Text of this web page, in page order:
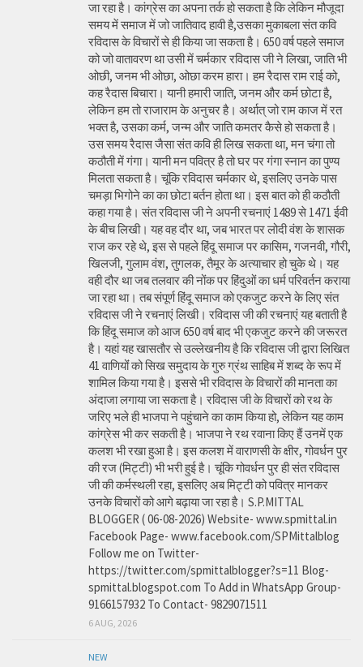
जा रहा है। कांग्रेस का अपना तर्क हो सकता है कि लेकिन मौजूदा
समय में समाज में जो जातिवाद हावी है,उसका मुकाबला संत कवि
रविदास के विचारों से ही किया जा सकता है। 650 वर्ष पहले समाज
को जो वातावरण था उसी में चर्मकार रविदास जी ने लिखा, जाति भी
ओछी, जनम भी ओछा, ओछा करम हारा। हम रैदास राम राई को,
कह रैदास बिचारा। यानी हमारी जाति, जनम और कर्म छोटा है,
लेकिन हम तो राजाराम के अनुचर है। अर्थात् जो राम काज में रत
भक्त है, उसका कर्म, जन्म और जाति कमतर कैसे हो सकता है।
उस समय रैदास जैसा संत कवि ही लिख सकता था, मन चंगा तो
कठौती में गंगा। यानी मन पवित्र है तो घर पर गंगा स्नान का पुण्य
मिलता सकता है। चूंकि रविदास चर्मकार थे, इसलिए उनके पास
चमड़ा भिगोने का का छोटा बर्तन होता था। इस बात को ही कठौती
कहा गया है। संत रविदास जी ने अपनी रचनाएं 1489 से 1471 ईवी
के बीच लिखी। यह वह दौर था, जब भारत पर लोदी वंश के शासक
राज कर रहे थे, इस से पहले हिंदू समाज पर कासिम, गजनवी, गौरी,
खिलजी, गुलाम वंश, तुगलक, तैमूर के अत्याचार हो चुके थे। यह
वही दौर था जब तलवार की नोंक पर हिंदुओं का धर्म परिवर्तन कराया
जा रहा था। तब संपूर्ण हिंदू समाज को एकजुट करने के लिए संत
रविदास जी ने रचनाएं लिखी। रविदास जी की रचनाएं यह बताती है
कि हिंदू समाज को आज 650 वर्ष बाद भी एकजुट करने की जरूरत
है। यहां यह खासतौर से उल्लेखनीय है कि रविदास जी द्वारा लिखित
41 वाणियोंं को सिख समुदाय के गुरु ग्रंथ साहिब में शब्द के रूप में
शामिल किया गया है। इससे भी रविदास के विचारों की मानता का
अंदाजा लगाया जा सकता है। रविदास जी के विचारों को रथ के
जरिए भले ही भाजपा ने पहुंचाने का काम किया हो, लेकिन यह काम
कांग्रेस भी कर सकती है। भाजपा ने रथ रवाना किए हैं उनमें एक
कलश भी रखा हुआ है। इस कलश में वाराणसी के क्षीर, गोवर्धन पुर
की रज (मिट्टी) भी भरी हुई है। चूंकि गोवर्धन पुर ही संत रविदास
जी की कर्मस्थली रहा, इसलिए अब मिट्टी को पवित्र मानकर
उनके विचारों को आगे बढ़ाया जा रहा है। S.P.MITTAL
BLOGGER ( 06-08-2026) Website- www.spmittal.in
Facebook Page- www.facebook.com/SPMittalblog
Follow me on Twitter-
https://twitter.com/spmittalblogger?s=11 Blog-
spmittal.blogspot.com To Add in WhatsApp Group-
9166157932 To Contact- 9829071511
6 AUG, 2026
NEW